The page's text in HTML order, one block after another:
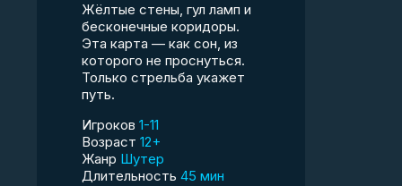
Жёлтые стены, гул ламп и
бесконечные коридоры.
Эта карта — как сон, из
которого не проснуться.
Только стрельба укажет
путь.
Игроков 1-11
Возраст 12+
Жанр Шутер
Длительность 45 мин